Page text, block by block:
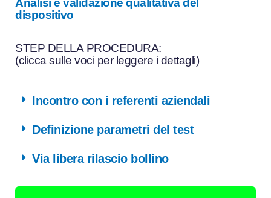
Analisi e validazione qualitativa del
dispositivo
STEP DELLA PROCEDURA:
(clicca sulle voci per leggere i dettagli)
Incontro con i referenti aziendali
Definizione parametri del test
Via libera rilascio bollino